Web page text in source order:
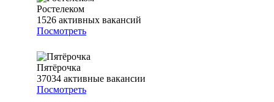
Ростелеком
1526 активных вакансий
Посмотреть
Пятёрочка
37034 активные вакансии
Посмотреть